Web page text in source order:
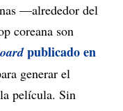
—alrededor del
coreana son
publicado en
generar el
película. Sin